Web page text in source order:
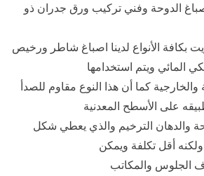
الدوحة وفني تركيب ورق جدران ذو
بكافة الأنواع لدينا اصباغ شاطر ورخيص
المائي ويتم استخدامها
والخارجية كما أن هذا النوع مقاوم للصدأ
على الأسطح المعدنية
والدهان الترخيم والذي يعطي شكل
أقل تكلفة ويمكن
الجلوس والمكاتب